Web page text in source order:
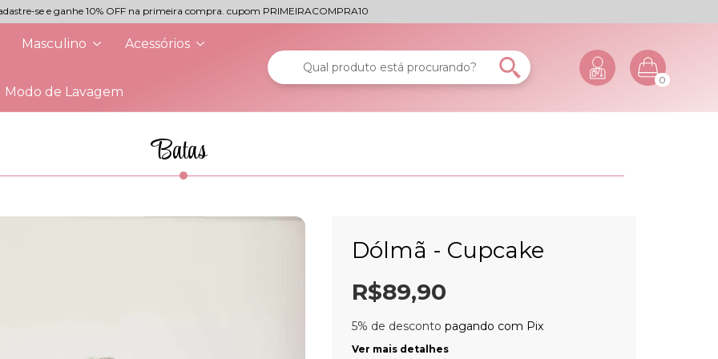
se e ganhe 10% OFF na primeira compra. cupom PRIMEIRACOMPRA10
Masculino Acessórios
Modo de Lavagem
0
Batas
Dólmã - Cupcake
R$89,90
5% de desconto pagando com Pix
Ver mais detalhes